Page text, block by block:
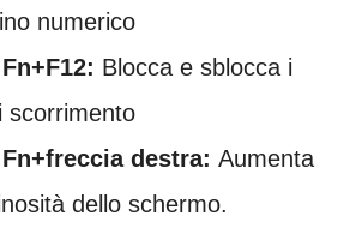
numerico
Blocca e sblocca i
scorrimento
destra: Aumenta
dello schermo.